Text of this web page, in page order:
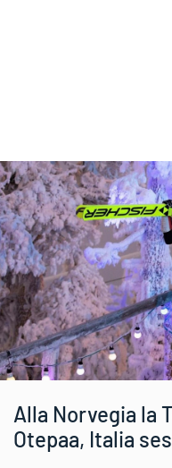
Alla Norvegia la
Otepaa, Italia